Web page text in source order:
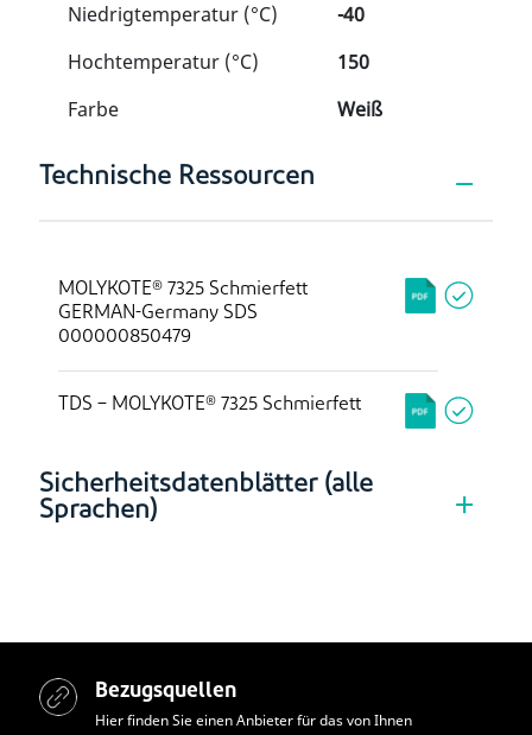
Niedrigtemperatur (°C)
-40
Hochtemperatur (°C)
150
Farbe
Weiß
Technische Ressourcen
MOLYKOTE® 7325 Schmierfett
GERMAN-Germany SDS
000000850479
TDS – MOLYKOTE® 7325 Schmierfett
Sicherheitsdatenblätter (alle
Sprachen)
Bezugsquellen
Hier finden Sie einen Anbieter für das von Ihnen